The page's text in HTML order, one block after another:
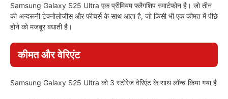
Samsung Galaxy S25 Ultra एक प्रीमियम फ्लैगशिप स्मार्टफोन है। जो तीन
की अन्दरूनी टेक्नोलोजीस और फीचर्स के साथ आता है, जो किसी भी एक कीमत में पीछे
होने को मजबूर बधाती है।
कीमत और वेरिएंट
Samsung Galaxy S25 Ultra को 3 स्टोरेज वेरिएंट के साथ लॉन्च किया गया है